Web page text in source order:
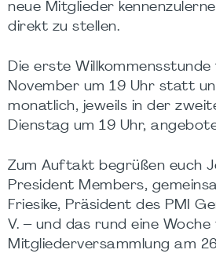
neue Mitglieder
direkt zu stellen.
Die erste
November um 19 Uhr statt
monatlich, jeweils in der
Dienstag um 19 Uhr,
Zum Auftakt begrüßen euch
President Members,
Friesike, Präsident des PMI
V. – und das rund eine
Mitgliederversammlung am